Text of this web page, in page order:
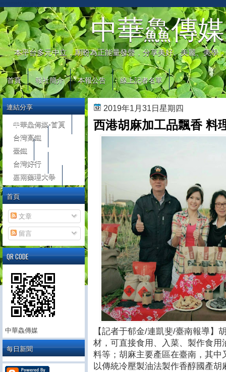
中華鱻傳媒
本平台多元中立，期盼為正能量發聲，分享美好、美麗、美學
首頁 報社簡介 本報公告 線上記者名單
2019年1月31日星期四
西港胡麻加工品飄香 料
【記者于郁金/連凱斐/臺南報導】
材，可直接食用、入菜、製作食
料等；胡麻主要產區在臺南，其
以傳統冷壓製油法製作香醇國產
連結分享
中華鱻傳媒-首頁
台灣高鐵
臺鐵
台灣好行
嘉南藥理大學
首頁
文章
留言
QR CODE
中華鱻傳媒
每日新聞